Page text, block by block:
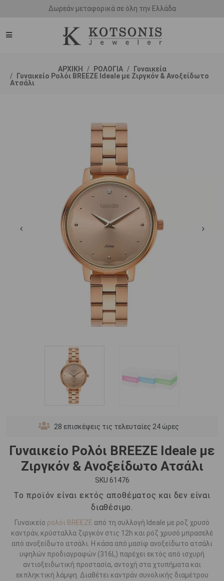
Άμεση παράδοση - Δικαίωμα επιστροφής
ΑΡΧΙΚΗ ΡΟΛΟΓΙΑ
Γυναικεία
Γυναικείο Ρολόι BREEZE Ideale με Ζιργκόν & Ανοξείδωτο
Ατσάλι
28 επισκέψεις τις τελευταίες 24 ώρες
Γυναικείο Ρολόι BREEZE Ideale με
Ζιργκόν & Ανοξείδωτο Ατσάλι
SKU 61476
Το προϊόν είναι εκτός αποθέματος και δεν είναι
διαθέσιμο.
Γυναικείο ρολόι BREEZE από τη συλλογή Ideale με ροζ χρυσό
καντράν, κρύσταλλα ζιργκόν στις 12h και ρόζ χρυσό μπρασελέ
από ανοξείδωτο ατσάλι. Η κάσα από μασίφ ανοξείδωτο ατσάλι
υψηλών προδιαγραφών (316L) παρέχει εκτός από ισχυρή
αντιοξειδωτική προστασία, αντοχή στα χτυπήματα και
εκπληκτική λάμψη. Διαθέτει καντράν συνολικής διαμέτρου